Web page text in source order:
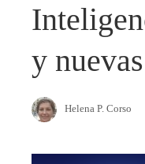
y
Helena P. Corso